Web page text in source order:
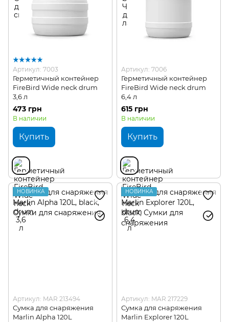
Артикул: 7003
Герметичный контейнер
FireBird Wide neck drum
3,6 л
473 грн
В наличии
Купить
Артикул: 7006
Герметичный контейнер
FireBird Wide neck drum
6,4 л
615 грн
В наличии
Купить
НОВИНКА
Артикул: MAR 213494
Сумка для снаряжения
Marlin Alpha 120L
НОВИНКА
Артикул: MAR 217229
Сумка для снаряжения
Marlin Explorer 120L